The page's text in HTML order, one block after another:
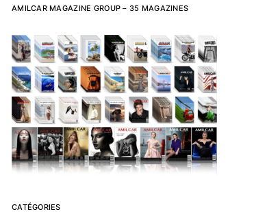
AMILCAR MAGAZINE GROUP – 35 MAGAZINES
CATÉGORIES